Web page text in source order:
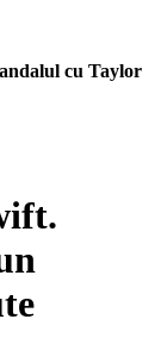
cu Taylor